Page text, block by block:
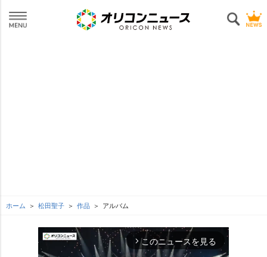
ホーム 松田聖子 作品 アルバム
arrow_forward_ios このニュースを見る